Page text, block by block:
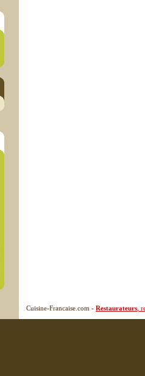
Cuisine-Francaise.com - Restaurateurs ,